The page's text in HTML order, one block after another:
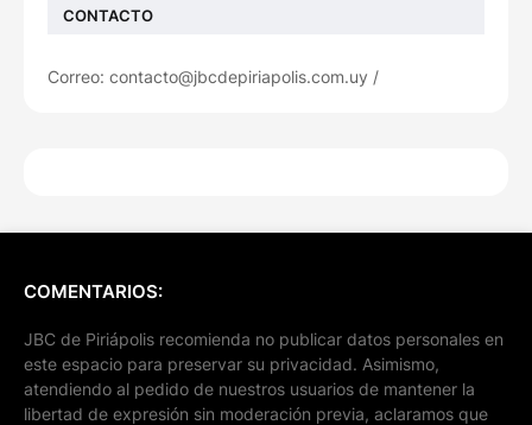
CONTACTO
Correo: contacto@jbcdepiriapolis.com.uy /
COMENTARIOS:
JBC de Piriápolis recomienda no publicar datos personales en
este espacio para preservar su privacidad. Asimismo,
atendiendo al pedido de nuestros usuarios de mantener la
libertad de expresión sin moderación previa, aclaramos que